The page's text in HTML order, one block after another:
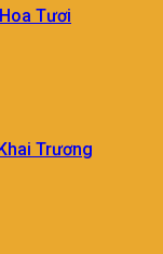
Tươi
Trương